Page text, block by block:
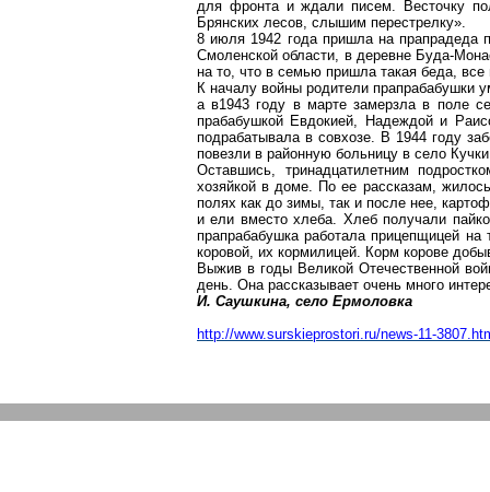
для фронта и ждали писем. Весточку
Брянских лесов, слышим перестрелку».
8 июля 1942 года пришла на прапрадеда
Смоленской области, в деревне Буда-
на то, что в семью пришла такая беда,
К началу войны родители прапрабабушки
а в1943 году в марте замерзла в поле
прабабушкой Евдокией, Надеждой и
подрабатывала в совхозе. В 1944 году
повезли в районную больницу в село
Оставшись, тринадцатилетним
хозяйкой в доме. По ее рассказам,
полях как до зимы, так и после нее,
и ели вместо хлеба. Хлеб получали
прапрабабушка работала прицепщицей на
коровой, их кормилицей. Корм корове
Выжив в годы Великой Отечественной
день. Она рассказывает очень много
И. Саушкина, село Ермоловка
http://www.surskieprostori.ru/news-11-